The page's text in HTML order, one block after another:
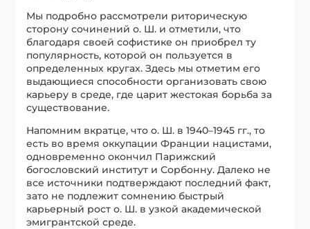
Мы подробно рассмотрели риторическую
сторону сочинений о. Ш. и отметили, что
благодаря своей софистике он приобрел ту
популярность, которой он пользуется в
определенных кругах. Здесь мы отметим его
выдающиеся способности организовать свою
карьеру в среде, где царит жестокая борьба за
существование.
Напомним вкратце, что о. Ш. в 1940–1945 гг., то
есть во время оккупации Франции нацистами,
одновременно окончил Парижский
богословский институт и Сорбонну. Далеко не
все источники подтверждают последний факт,
зато не подлежит сомнению быстрый
карьерный рост о. Ш. в узкой академической
эмигрантской среде.